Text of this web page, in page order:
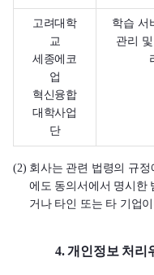
고려대학
교
세종에코
업
혁신융합
대학사업
단
학습 서
관리
(2) 회사는 관련 법령의 규
에도 동의서에서 명시한
거나 타인 또는 타 기업
4. 개인정보 처리